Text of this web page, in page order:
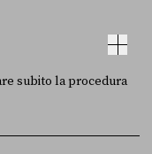
subito la procedura